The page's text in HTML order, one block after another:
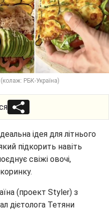
РБК-Україна)
ідея для літнього
підкорить навіть
свіжі овочі,
(проект Styler) з
дієтолога Тетяни